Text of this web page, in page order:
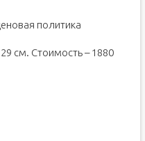
политика
см. Стоимость – 1880